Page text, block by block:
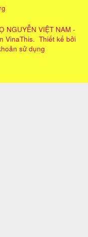
NGUYỄN VIỆT NAM -
VinaThis. Thiết kế bởi
sử dụng